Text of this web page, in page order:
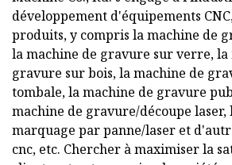
développement d'équipements
produits, y compris la machine de
la machine de gravure sur verre, la
gravure sur bois, la machine de
tombale, la machine de gravure
machine de gravure/découpe laser,
marquage par panne/laser et
cnc, etc. Chercher à maximiser la